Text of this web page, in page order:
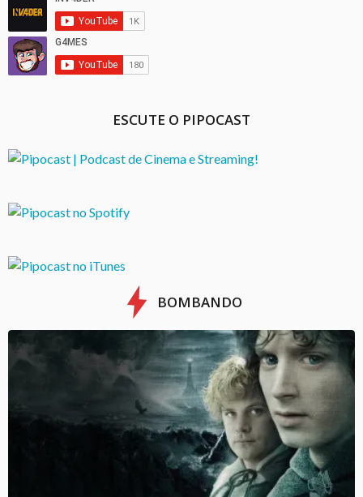
ESCUTE O PIPOCAST
BOMBANDO